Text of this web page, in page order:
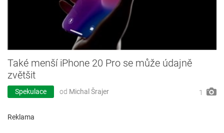
Také menší iPhone 20 Pro se může údajně
zvětšit
Spekulace od Michal Šrajer 1
Reklama